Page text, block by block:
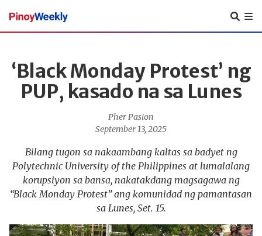
Pinoy
Weekly
‘Black Monday Protest’ ng
PUP, kasado na sa Lunes
Pher Pasion
September 13, 2025
Bilang tugon sa nakaambang kaltas sa badyet ng
Polytechnic University of the Philippines at lumalalang
korupsiyon sa bansa, nakatakdang magsagawa ng
“Black Monday Protest” ang komunidad ng pamantasan
sa Lunes, Set. 15.